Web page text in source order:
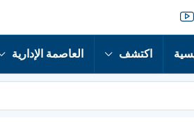
اكتشف العاصمة الإدارية